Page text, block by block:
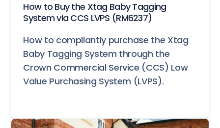
How to Buy the Xtag Baby Tagging
System via CCS LVPS (RM6237)
How to compliantly purchase the Xtag
Baby Tagging System through the
Crown Commercial Service (CCS) Low
Value Purchasing System (LVPS).